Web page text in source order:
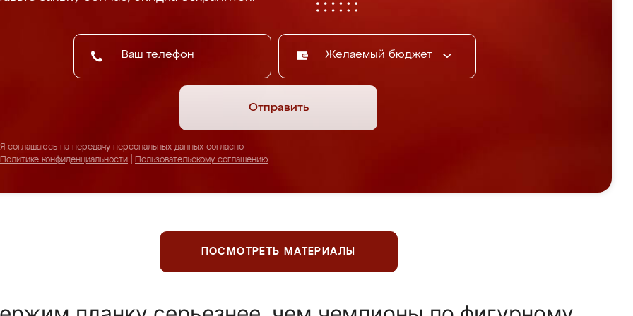
Желаемый бюджет
Отправить
Я соглашаюсь на передачу персональных данных согласно
Политике конфиденциальности
Пользовательскому соглашению
ПОСМОТРЕТЬ МАТЕРИАЛЫ